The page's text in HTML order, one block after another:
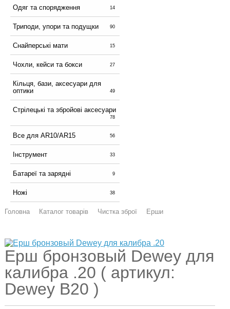
Одяг та спорядження 14
Триподи, упори та подущки 90
Снайперські мати 15
Чохли, кейси та бокси 27
Кільця, бази, аксесуари для
оптики
49
Стрілецькі та збройові аксесуари
78
Все для AR10/AR15 56
Інструмент 33
Батареї та зарядні 9
Ножі 38
Головна Каталог товарів Чистка зброї Ерши
Ерш бронзовый Dewey для
калибра .20 ( артикул:
Dewey B20 )